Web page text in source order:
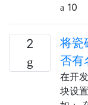
10
2
将瓷
否有
在开
块设